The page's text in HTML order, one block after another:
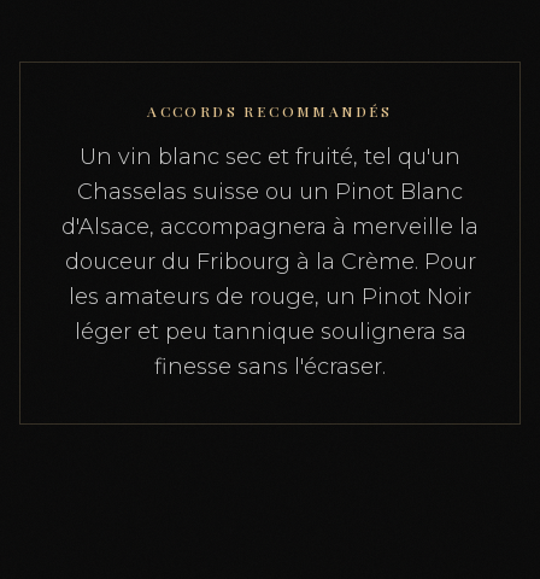
ACCORDS RECOMMANDÉS
Un vin blanc sec et fruité, tel qu'un
Chasselas suisse ou un Pinot Blanc
d'Alsace, accompagnera à merveille la
douceur du Fribourg à la Crème. Pour
les amateurs de rouge, un Pinot Noir
léger et peu tannique soulignera sa
finesse sans l'écraser.